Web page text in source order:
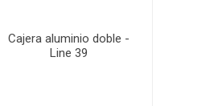
Cajera aluminio doble -
Line 39